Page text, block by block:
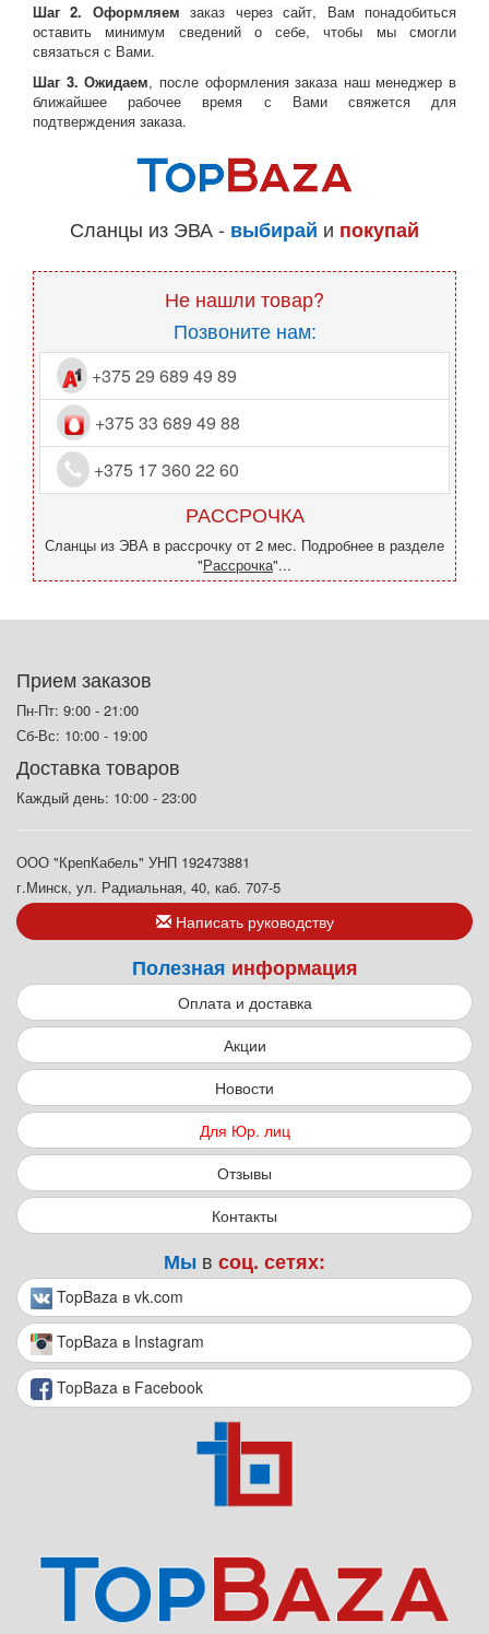
Шаг 2. Оформляем заказ через сайт, Вам понадобиться
оставить минимум сведений о себе, чтобы мы смогли
связаться с Вами.
Шаг 3. Ожидаем, после оформления заказа наш менеджер в
ближайшее рабочее время с Вами свяжется для
подтверждения заказа.
Сланцы из ЭВА - выбирай и покупай
Не нашли товар?
Позвоните нам:
+375 29 689 49 89
+375 33 689 49 88
+375 17 360 22 60
РАССРОЧКА
Сланцы из ЭВА в рассрочку от 2 мес. Подробнее в разделе
"Рассрочка"...
Прием заказов
Пн-Пт: 9:00 - 21:00
Сб-Вс: 10:00 - 19:00
Доставка товаров
Каждый день: 10:00 - 23:00
ООО "КрепКабель" УНП 192473881
г.Минск, ул. Радиальная, 40, каб. 707-5
Написать руководству
Полезная информация
Оплата и доставка
Акции
Новости
Для Юр. лиц
Отзывы
Контакты
Мы в соц. сетях:
TopBaza в vk.com
TopBaza в Instagram
TopBaza в Facebook